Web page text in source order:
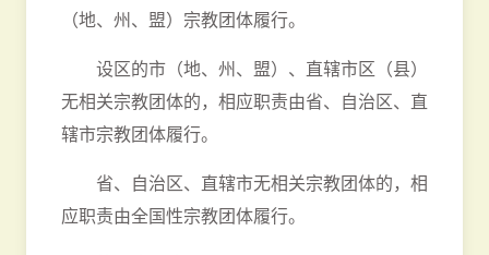
（地、州、盟）宗教团体履行。
设区的市（地、州、盟）、直辖市区（县）
无相关宗教团体的，相应职责由省、自治区、直
辖市宗教团体履行。
省、自治区、直辖市无相关宗教团体的，相
应职责由全国性宗教团体履行。